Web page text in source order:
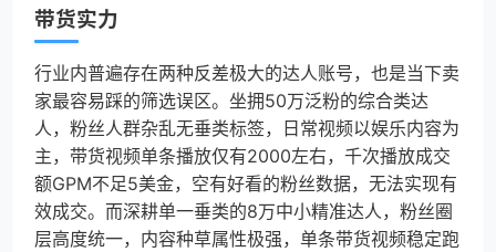
带货实力
行业内普遍存在两种反差极大的达人账号，也是当下卖
家最容易踩的筛选误区。坐拥50万泛粉的综合类达
人，粉丝人群杂乱无垂类标签，日常视频以娱乐内容为
主，带货视频单条播放仅有2000左右，千次播放成交
额GPM不足5美金，空有好看的粉丝数据，无法实现有
效成交。而深耕单一垂类的8万中小精准达人，粉丝圈
层高度统一，内容种草属性极强，单条带货视频稳定跑